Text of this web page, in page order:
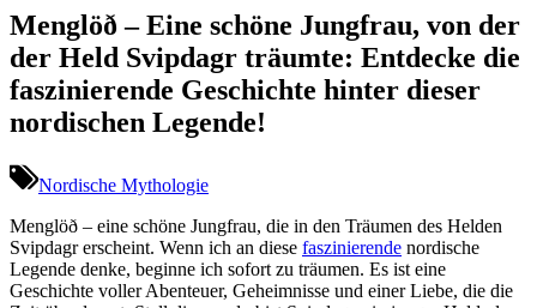
Menglöð – Eine schöne Jungfrau, von der
der Held Svipdagr träumte: Entdecke die
faszinierende Geschichte hinter dieser
nordischen Legende!
Nordische Mythologie
Menglöð – eine schöne Jungfrau, die in den Träumen des Helden
Svipdagr erscheint. Wenn ich an diese⁢ faszinierende ​ nordische
Legende denke, beginne⁤ ich sofort zu träumen. Es ist eine
Geschichte voller⁢ Abenteuer, Geheimnisse ⁢und⁣ einer Liebe, die die